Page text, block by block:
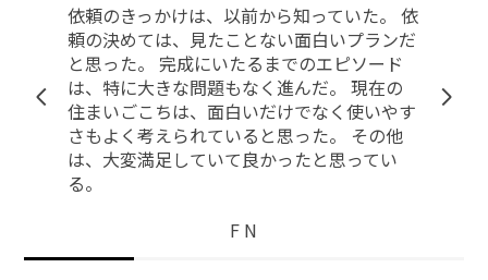
いた。 依
プランだ
在の
使いやす
お家の設計をしてくださる方を探してい
人の紹介でお願いすることにしました
分たちの想像の範囲を超えた別角度の
アイデアを見せていただき、とても楽し
づくりをすることができました。 出来
ってみるとどこか私達らしさのある家に
たような気がして、とても気に入ってい